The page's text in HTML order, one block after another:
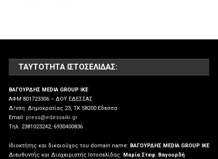
ΤΑΥΤΌΤΗΤΑ ΙΣΤΟΣΕΛΊΔΑΣ:
ΒΑΓΟΥΡΔΗΣ MEDIA GROUP IKE
ΑΦΜ 801723306 – ΔΟΥ ΕΔΕΣΣΑΣ
Δ/νση: Δημοκρατίας 23, ΤΚ 58200 Εδεσσα
Email: press@edessaiki.gr
Tηλ. 2381023242, 6930400836
Ιδιοκτήτης και δικαιούχος του domain name: ΒΑΓΟΥΡΔΗΣ MEDIA GROUP IKE
Διευθυντής και Διαχειριστής Ιστοσελίδας: Μαρία Στεφ. Βαγουρδή